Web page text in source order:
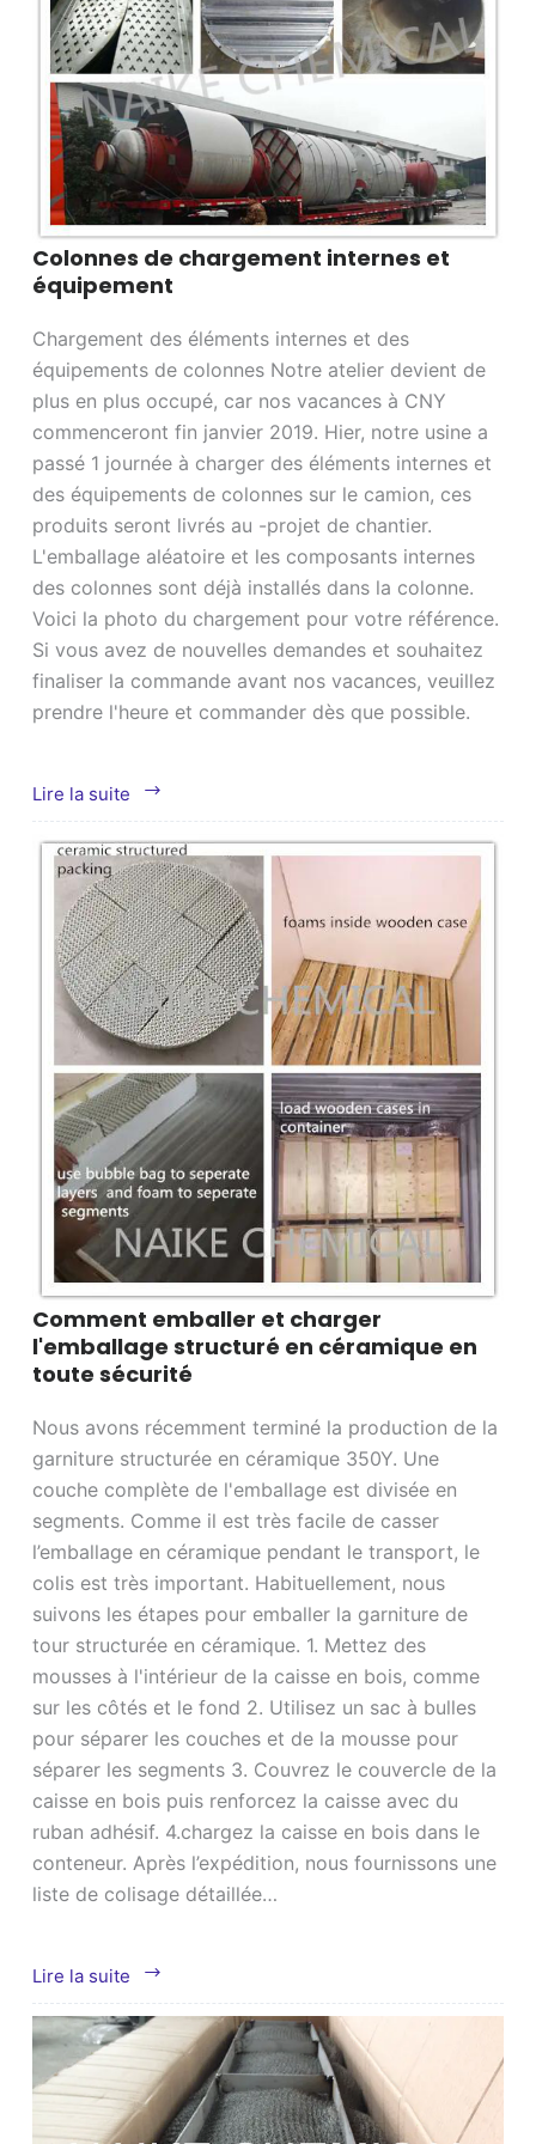
Colonnes de chargement internes et
équipement
Chargement des éléments internes et des
équipements de colonnes Notre atelier devient de
plus en plus occupé, car nos vacances à CNY
commenceront fin janvier 2019. Hier, notre usine a
passé 1 journée à charger des éléments internes et
des équipements de colonnes sur le camion, ces
produits seront livrés au -projet de chantier.
L'emballage aléatoire et les composants internes
des colonnes sont déjà installés dans la colonne.
Voici la photo du chargement pour votre référence.
Si vous avez de nouvelles demandes et souhaitez
finaliser la commande avant nos vacances, veuillez
prendre l'heure et commander dès que possible.
Lire la suite
Colonnes
de
chargement
internes
et
équipement
Comment emballer et charger
l'emballage structuré en céramique en
toute sécurité
Nous avons récemment terminé la production de la
garniture structurée en céramique 350Y. Une
couche complète de l'emballage est divisée en
segments. Comme il est très facile de casser
l’emballage en céramique pendant le transport, le
colis est très important. Habituellement, nous
suivons les étapes pour emballer la garniture de
tour structurée en céramique. 1. Mettez des
mousses à l'intérieur de la caisse en bois, comme
sur les côtés et le fond 2. Utilisez un sac à bulles
pour séparer les couches et de la mousse pour
séparer les segments 3. Couvrez le couvercle de la
caisse en bois puis renforcez la caisse avec du
ruban adhésif. 4.chargez la caisse en bois dans le
conteneur. Après l’expédition, nous fournissons une
liste de colisage détaillée…
Lire la suite
Comment
emballer
charger
l'emballage
structuré